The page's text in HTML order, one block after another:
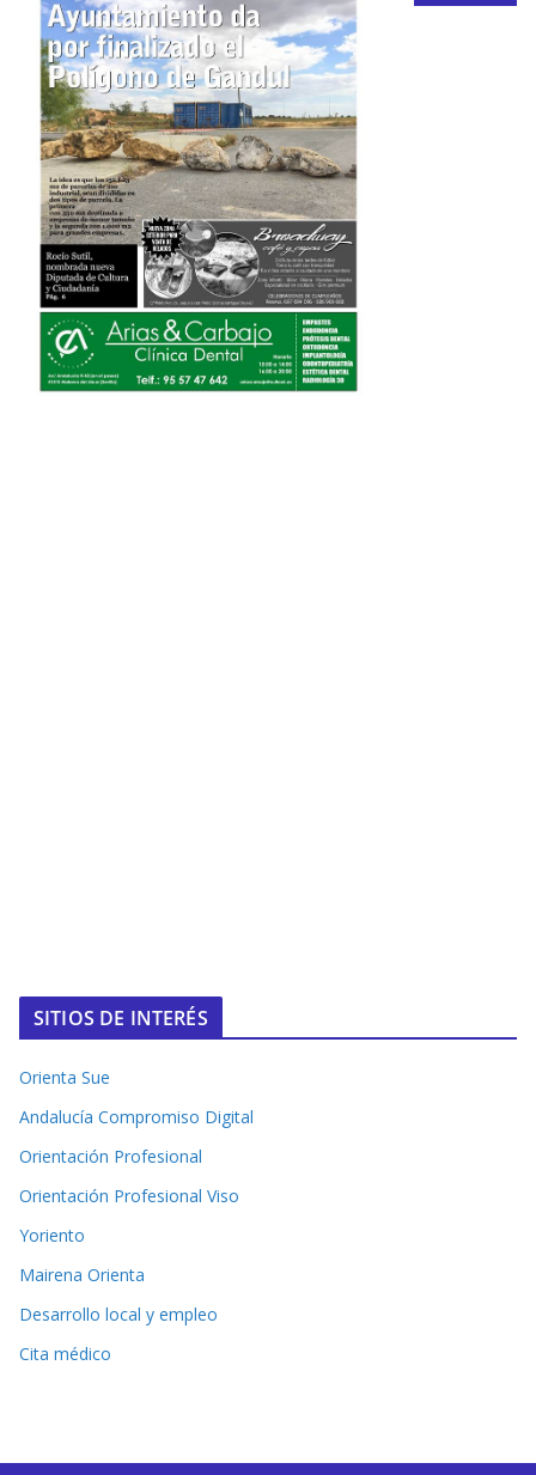
SITIOS DE INTERÉS
Orienta Sue
Andalucía Compromiso Digital
Orientación Profesional
Orientación Profesional Viso
Yoriento
Mairena Orienta
Desarrollo local y empleo
Cita médico